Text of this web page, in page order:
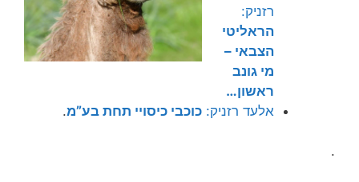
רזניק:
הראליטי
הצבאי –
מי גונב
ראשון…
אלעד רזניק:כוכבי כיסויי תחת בע”מ.
.